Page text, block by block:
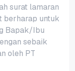
surat lamaran
berharap untuk
Bapak/Ibu
sebaik
oleh PT